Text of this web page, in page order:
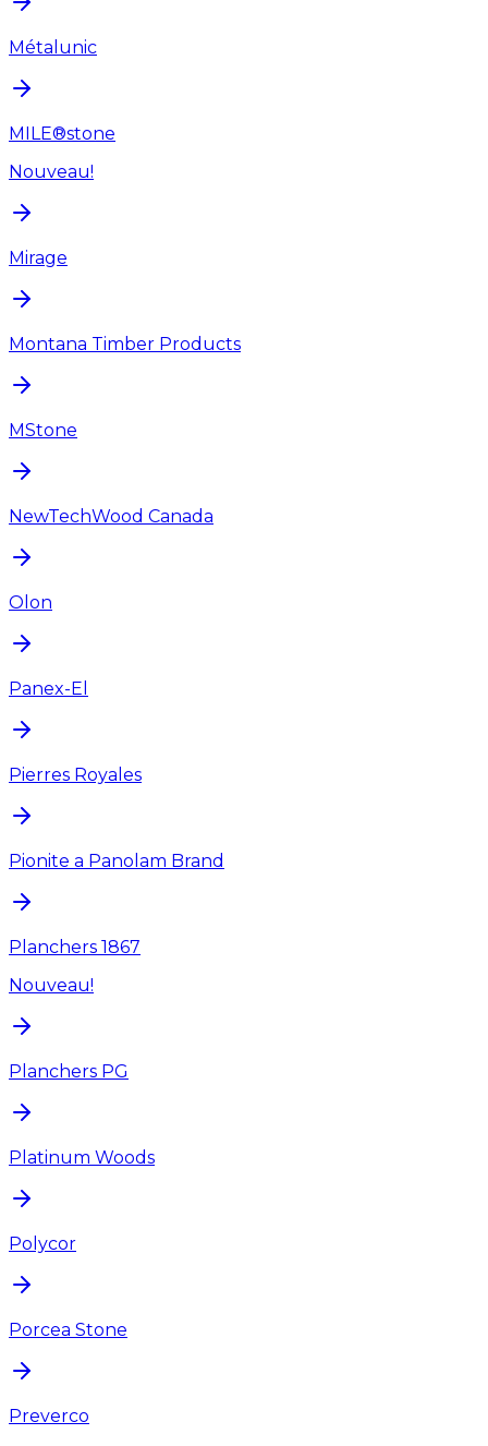
Métalunic
MILE®stone
Nouveau!
Mirage
Montana Timber Products
MStone
NewTechWood Canada
Olon
Panex-El
Pierres Royales
Pionite a Panolam Brand
Planchers 1867
Nouveau!
Planchers PG
Platinum Woods
Polycor
Porcea Stone
Preverco